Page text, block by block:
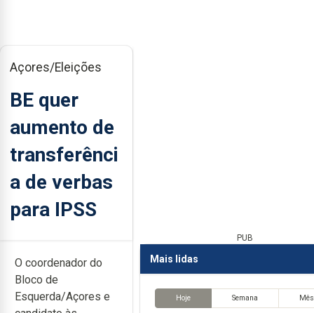
Açores/Eleições
BE quer
aumento de
transferênci
a de verbas
para IPSS
O coordenador do
Bloco de
Esquerda/Açores e
PUB
Mais lidas
Hoje Semana Mês